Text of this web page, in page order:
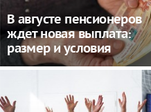
В августе пенсионеров
ждет новая выплата:
размер и условия